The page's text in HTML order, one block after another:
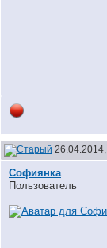
Софиянка
Пользователь